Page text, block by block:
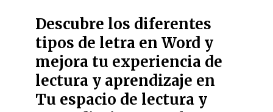
Descubre los diferentes
tipos de letra en Word y
mejora tu experiencia de
lectura y aprendizaje en
Tu espacio de lectura y